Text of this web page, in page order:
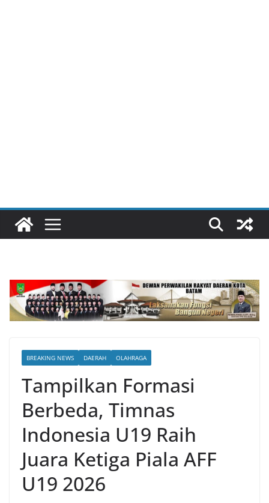
BREAKING NEWS DAERAH OLAHRAGA
Tampilkan Formasi
Berbeda, Timnas
Indonesia U19 Raih
Juara Ketiga Piala AFF
U19 2026